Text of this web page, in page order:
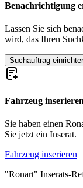
Benachrichtigung
Lassen Sie sich
wird, das Ihren
Suchauftrag
Fahrzeug inserieren
Sie haben einen
Sie jetzt ein Inserat.
Fahrzeug inserieren
"Ronart" Inserats-